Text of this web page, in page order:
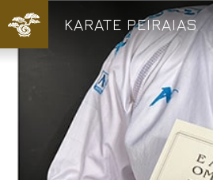
KARATE PEIRAIAS